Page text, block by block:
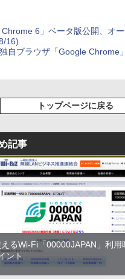
Chrome 6」ベータ版公開、オ
16)
自ブラウザ「Google Chrome
トップページに戻る
記事
るWi-Fi「00000JAPAN」利用
ント